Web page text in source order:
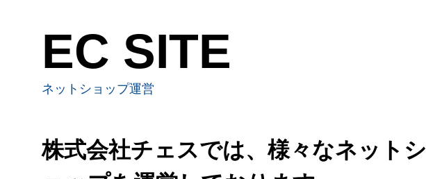
EC SITE
ネットショップ運営
株式会社チェスでは、様々なネットシ